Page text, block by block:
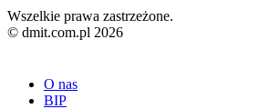
Wszelkie prawa zastrzeżone.
© dmit.com.pl 2026
O nas
BIP